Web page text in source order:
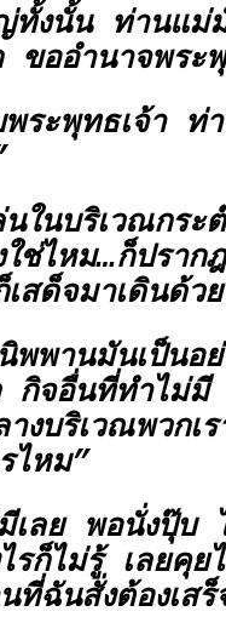
ทั้งนั้น ท่านแม่
ขออำนาจพระ
พระพุทธเจ้า ท่
นในบริเวณกระ
ช่ไหม…ก็ปราก
เสด็จมาเดินด้ว
พพานมันเป็นอ
กิจอื่นที่ทำไม่มี
างบริเวณพวก
ไหม”
เลย พอนั่งปุ๊บ
ไรก็ไม่รู้ เลยคุ
ที่ฉันสั่งต้องเส